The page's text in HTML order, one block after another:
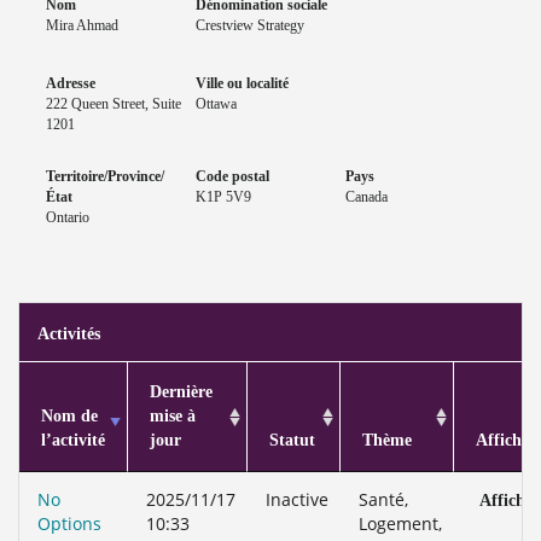
Nom
Mira Ahmad
Dénomination sociale
Crestview Strategy
Adresse
222 Queen Street, Suite
1201
Ville ou localité
Ottawa
Territoire/Province/
État
Ontario
Code postal
K1P 5V9
Pays
Canada
Activités
Nom de
l’activité
Dernière
mise à
jour
Statut Thème Afficher
No
Options
2025/11/17
10:33
Inactive
Santé,
Logement,
Afficher